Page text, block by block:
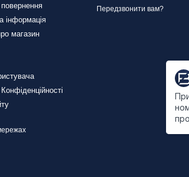
інформація
магазин
Передзвонити вам?